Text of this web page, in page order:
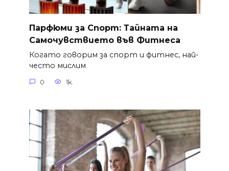
Парфюми за Спорт: Тайната на
Самочувствието във Фитнеса
Когато говорим за спорт и фитнес, най-
често мислим
0 1k.